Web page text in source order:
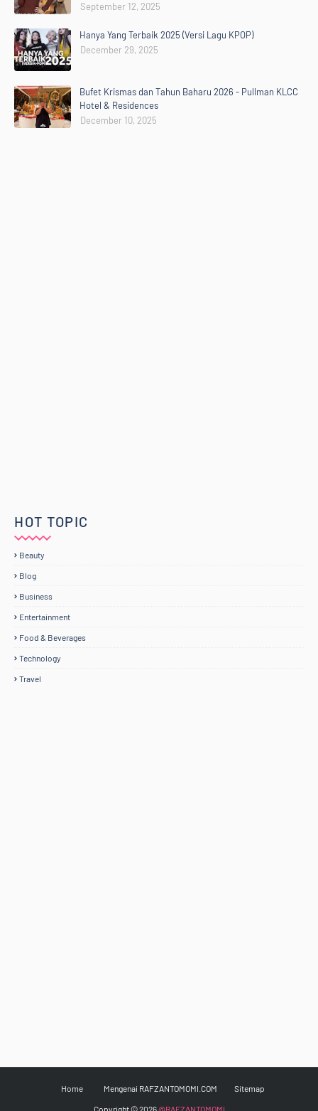
September 12, 2025
Hanya Yang Terbaik 2025 (Versi Lagu KPOP)
December 29, 2025
Bufet Krismas dan Tahun Baharu 2026 - Pullman KLCC
Hotel & Residences
December 10, 2025
HOT TOPIC
Beauty
Blog
Business
Entertainment
Food & Beverages
Technology
Travel
Home Mengenai RAFZANTOMOMI.COM Sitemap
Copyright ©2026@RAFZANTOMOMI